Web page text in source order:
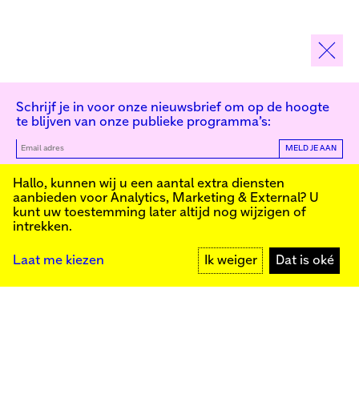
Kunstinstituut Melly
Kunstinstituut Melly
+31 (0)10 4110144
conceived as an art house with a mission
to present and discuss the work created
today by visual artists and cultural
exhibitions, commissions art, publishes,
Schrijf je in voor onze nieuwsbrief om op de hoogte
te blijven van onze publieke programma’s:
MELD JE AAN
Hallo, kunnen wij u een aantal extra diensten
aanbieden voor Analytics, Marketing & External? U
kunt uw toestemming later altijd nog wijzigen of
intrekken.
Laat me kiezen Ik weiger Dat is oké